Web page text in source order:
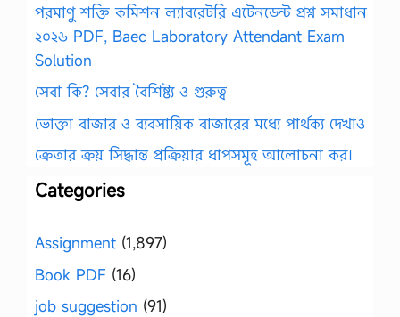
পরমাণু শক্তি কমিশন ল্যাবরেটরি এটেনডেন্ট প্রশ্ন সমাধান
২০২৬ PDF, Baec Laboratory Attendant Exam
Solution
সেবা কি? সেবার বৈশিষ্ট্য ও গুরুত্ব
ভোক্তা বাজার ও ব্যবসায়িক বাজারের মধ্যে পার্থক্য দেখাও
ক্রেতার ক্রয় সিদ্ধান্ত প্রক্রিয়ার ধাপসমূহ আলোচনা কর।
Categories
Assignment (1,897)
Book PDF (16)
job suggestion (91)